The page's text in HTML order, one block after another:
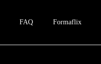
FAQ Formaflix